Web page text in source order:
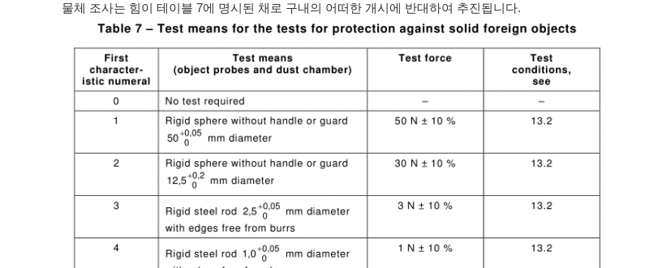
물체 조사는 힘이 테이블 7에 명시된 채로 구내의 어떠한 개시에 반대하여 추진됩니다.